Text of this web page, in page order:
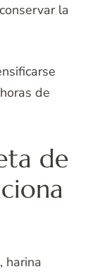
la
de
de
harina